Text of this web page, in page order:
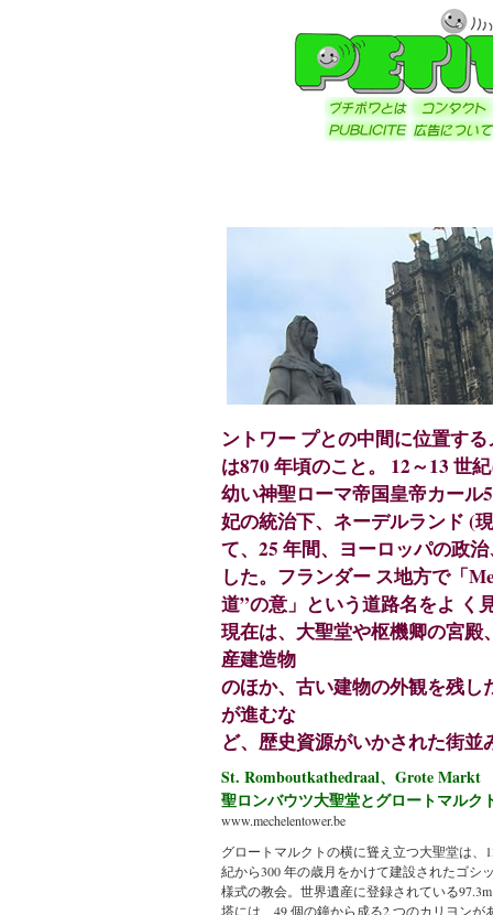
ントワー プとの中間に位置す
は870 年頃のこと。 12～13 世
幼い神聖ローマ帝国皇帝カー
妃の統治下、ネーデルランド (
て、25 年間、ヨーロッパの政
した。フランダー ス地方で「
道”の意」という道路名をよ く
現在は、大聖堂や枢機卿の宮
産建造物
のほか、古い建物の外観を残
が進むな
ど、歴史資源がいかされた街並
St. Romboutkathedraal、Grote Markt
聖ロンバウツ大聖堂とグロートマルク
www.mechelentower.be
グロートマルクトの横に聳え立つ大聖堂は、
紀から300 年の歳月をかけて建設されたゴシ
様式の教会。世界遺産に登録されている
塔には、49 個の鐘から成る2 つのカリヨンが